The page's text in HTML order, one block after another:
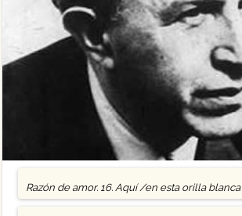
Razón de amor. 16. Aquí /en esta orilla blanca